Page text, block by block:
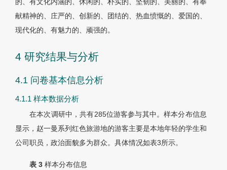
的、有文化内涵的、休闲的、朴实的、坚韧的、美丽的、有奉
献精神的、庄严的、创新的、团结的、热血愤慨的、爱国的、
现代化的、有魅力的、顽强的。
4 研究结果与分析
4.1 问卷基本信息分析
4.1.1 样本数据分析
在本次调研中，共有285位游客参与其中。样本分布信息
显示，赵一曼系列红色旅游地的游客主要是本地年轻的学生和
公司职员，政治面貌多为群众。具体情况如表3所示。
表 3 样本分布信息